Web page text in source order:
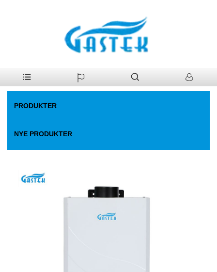
Fan-tvunget konstant temp.
PRODUKTER
NYE PRODUKTER